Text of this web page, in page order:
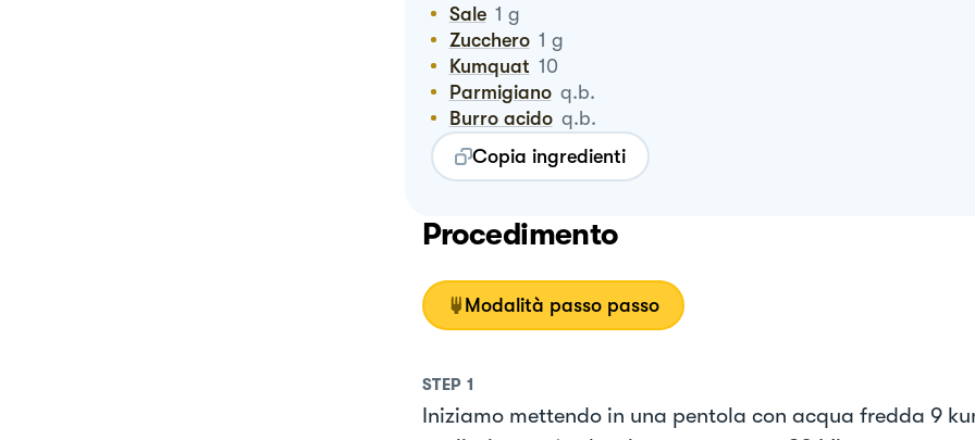
Sale 1 g
Zucchero 1 g
Kumquat 10
Parmigiano q.b.
Burro acido q.b.
Copia ingredienti
Procedimento
Modalità passo passo
STEP 1
Iniziamo mettendo in una pentola con acqua fredda 9